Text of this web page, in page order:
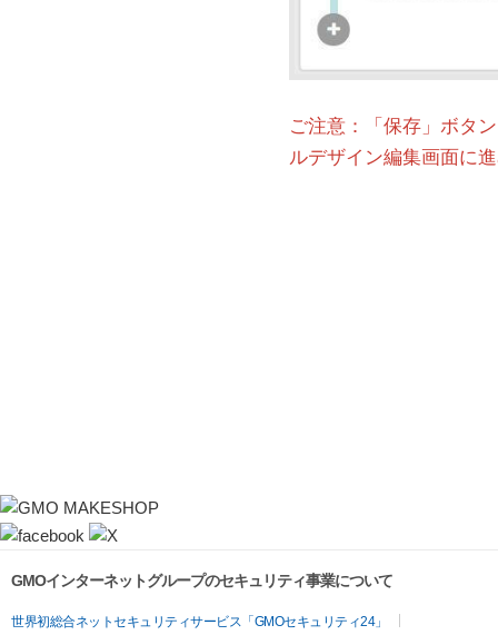
ご注意：「保存」ボタ
ルデザイン編集画面に
GMOインターネットグループのセキュリティ事業について
世界初総合ネットセキュリティサービス「GMOセキュリティ24」